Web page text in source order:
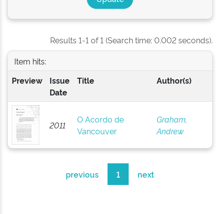
Results 1-1 of 1 (Search time: 0.002 seconds).
Item hits:
Preview
Issue
Date
Title Author(s)
2011
O Acordo de
Vancouver
Graham,
Andrew
previous 1 next